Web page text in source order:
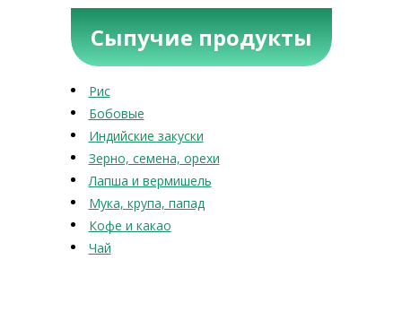
Сыпучие продукты
Рис
Бобовые
Индийские закуски
Зерно, семена, орехи
Лапша и вермишель
Мука, крупа, папад
Кофе и какао
Чай